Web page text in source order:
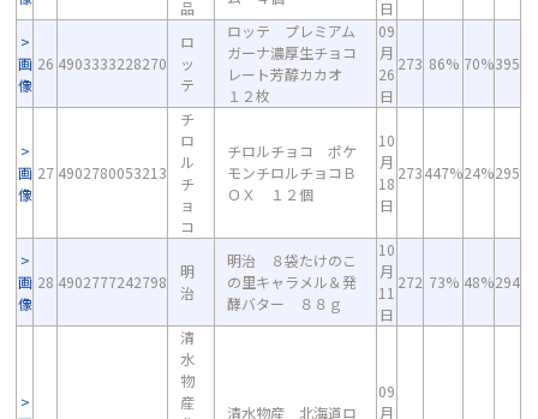
品
日
画
像
26 4903333228270
ロ
ッ
テ
ロッテ プレミアム
ガーナ濃厚生チョコ
レート芳醇カカオ
１２枚
09
月
26
日
273 86% 70%395
画
像
27 4902780053213
チ
ロ
ル
チ
ョ
コ
チロルチョコ ポケ
モンチロルチョコＢ
ＯＸ １２個
10
月
18
日
273447%24%295
画
像
28 4902777242798
明
治
明治 ８袋たけのこ
の里キャラメル＆発
酵バター ８８ｇ
10
月
11
日
272 73% 48%294
清
水
物
産
清水物産 北海道ロ
09
月